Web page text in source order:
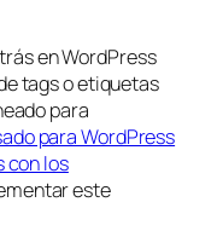
en WordPress
tags o etiquetas
para
para WordPress
con los
este